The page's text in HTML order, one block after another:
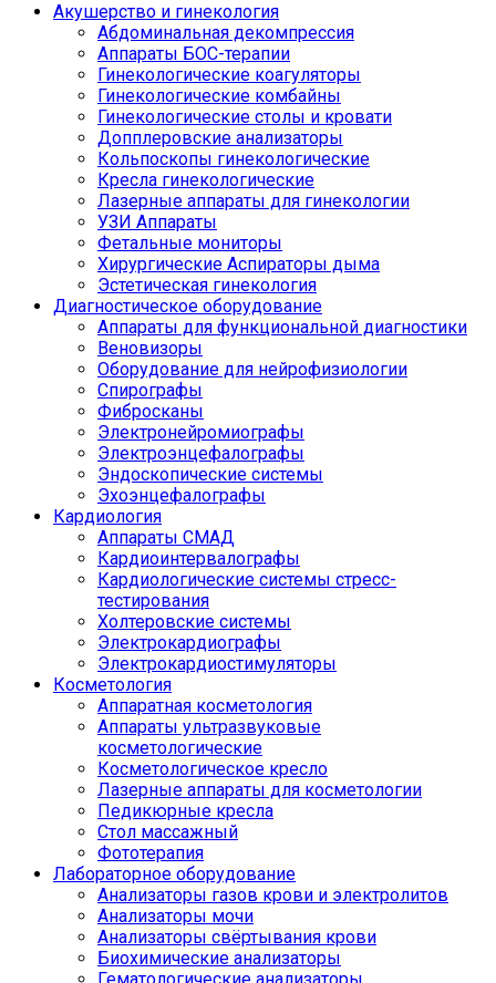
Акушерство и гинекология
Абдоминальная декомпрессия
Аппараты БОС-терапии
Гинекологические коагуляторы
Гинекологические комбайны
Гинекологические столы и кровати
Допплеровские анализаторы
Кольпоскопы гинекологические
Кресла гинекологические
Лазерные аппараты для гинекологии
УЗИ Аппараты
Фетальные мониторы
Хирургические Аспираторы дыма
Эстетическая гинекология
Диагностическое оборудование
Аппараты для функциональной диагностики
Веновизоры
Оборудование для нейрофизиологии
Спирографы
Фибросканы
Электронейромиографы
Электроэнцефалографы
Эндоскопические системы
Эхоэнцефалографы
Кардиология
Аппараты СМАД
Кардиоинтервалографы
Кардиологические системы стресс-
тестирования
Холтеровские системы
Электрокардиографы
Электрокардиостимуляторы
Косметология
Аппаратная косметология
Аппараты ультразвуковые
косметологические
Косметологическое кресло
Лазерные аппараты для косметологии
Педикюрные кресла
Стол массажный
Фототерапия
Лабораторное оборудование
Анализаторы газов крови и электролитов
Анализаторы мочи
Анализаторы свёртывания крови
Биохимические анализаторы